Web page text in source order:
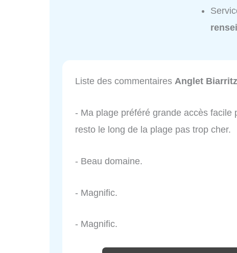
Liste des commentaires Anglet Biarritz
- Ma plage préféré grande accès
resto le long de la plage pas trop cher.
- Beau domaine.
- Magnific.
- Magnific.